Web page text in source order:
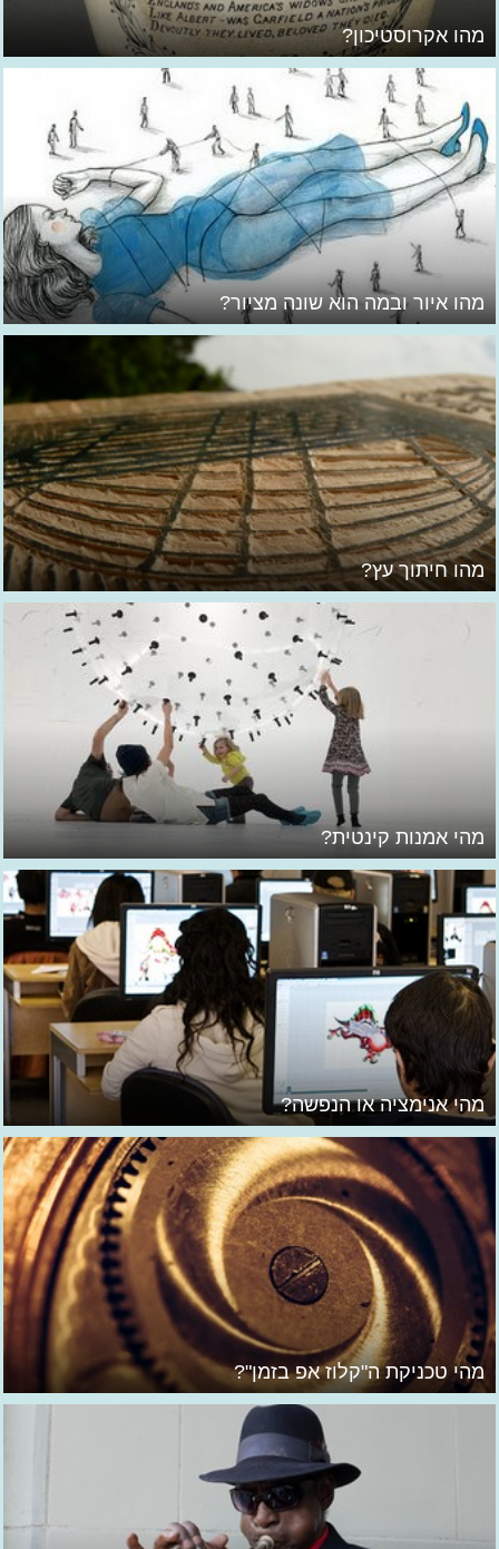
מהו אקרוסטיכון?
מהו איור ובמה הוא שונה מציור?
מהו חיתוך עץ?
מהי אמנות קינטית?
מהי אנימציה או הנפשה?
מהי טכניקת ה"קלוז אפ בזמן"?